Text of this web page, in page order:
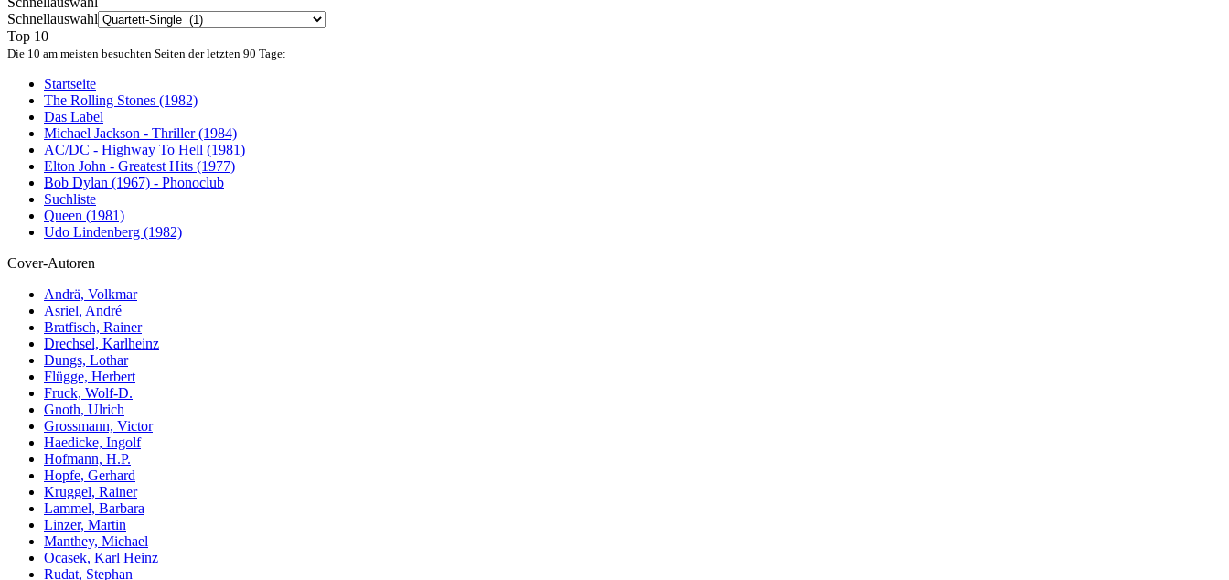
Schnellauswahl
Top 10
Die 10 am meisten besuchten Seiten der letzten 90 Tage:
Startseite
The Rolling Stones (1982)
Das Label
Michael Jackson - Thriller (1984)
AC/DC - Highway To Hell (1981)
Elton John - Greatest Hits (1977)
Bob Dylan (1967) - Phonoclub
Suchliste
Queen (1981)
Udo Lindenberg (1982)
Cover-Autoren
Andrä, Volkmar
Asriel, André
Bratfisch, Rainer
Drechsel, Karlheinz
Dungs, Lothar
Flügge, Herbert
Fruck, Wolf-D.
Gnoth, Ulrich
Grossmann, Victor
Haedicke, Ingolf
Hofmann, H.P.
Hopfe, Gerhard
Kruggel, Rainer
Lammel, Barbara
Linzer, Martin
Manthey, Michael
Ocasek, Karl Heinz
Rudat, Stephan